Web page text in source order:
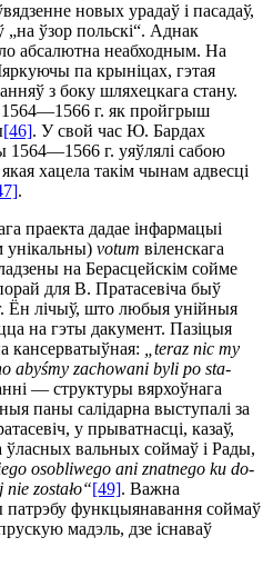
новых урадаў і пасадаў,
„на ўзор польскі“. Аднак
абсалютна неабходным. На
па крыніцах, гэтая
з боку шляхецкага стану.
1564—1566 г. як пройгрыш
[46]. У свой час Ю. Бардах
г. уяўлялі сабою
хацела такім чынам адвесці
.
праекта дадае інфармацыі
унікальны) votum віленскага
на Берасцейскім сойме
для В. Пратасевіча быў
Ён лічыў, што любыя унійныя
на гэты дакумент. Пазіцыя
кансерватыўная:
„teraz nic my
abyśmy zachowani byli po sta­
— структуры вярхоўнага
паны салідарна выступалі за
у прыватнасці, казаў,
ўласных вальных соймаў і Рады,
osobliwego ani znatnego ku do­
zostało“[49]. Важна
функцыянавання соймаў
мадэль, дзе існаваў